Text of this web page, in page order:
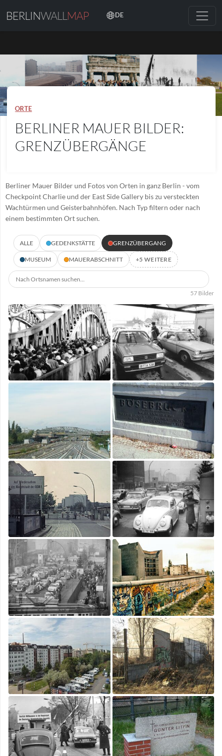
BERLINWALL MAP DE
ORTE
BERLINER MAUER BILDER:
GRENZÜBERGÄNGE
Berliner Mauer Bilder und Fotos von Orten in ganz Berlin - vom
Checkpoint Charlie und der East Side Gallery bis zu versteckten
Wachtürmen und Geisterbahnhöfen. Nach Typ filtern oder nach
einem bestimmten Ort suchen.
ALLE GEDENKSTÄTTE GRENZÜBERGANG
MUSEUM MAUERABSCHNITT +5 WEITERE
57 Bilder